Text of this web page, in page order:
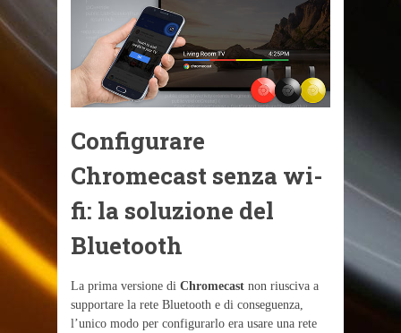
Configurare
Chromecast senza wi-
fi: la soluzione del
Bluetooth
La prima versione di Chromecast non riusciva a
supportare la rete Bluetooth e di conseguenza,
l’unico modo per configurarlo era usare una rete